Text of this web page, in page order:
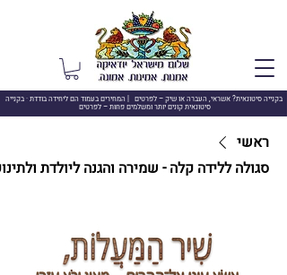
בקנייה סיטונאית? אשראי, העברה או שיק –לפרטים | המחירים בעמוד הם ליחידה בודדת · בקנייה
סיטונאית קונים יותר ומשלמים פחות – לפרטים
ראשי
סגולה ללידה קלה - שמירה והגנה ליולדת